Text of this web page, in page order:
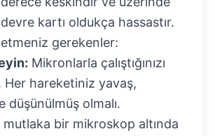
devre kartı oldukça hassastır.
gerekenler:
Mikronlarla çalıştığınızı
Her hareketiniz yavaş,
düşünülmüş olmalı.
mutlaka bir mikroskop altında